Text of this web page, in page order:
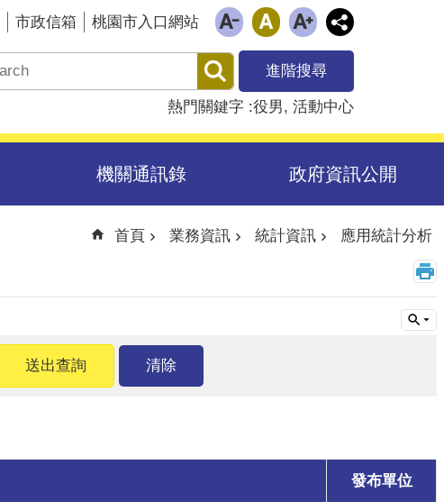
市政信箱 桃園市入口網站
進階搜尋
熱門關鍵字 役男 活動中心
機關通訊錄 政府資訊公開
首頁 業務資訊 統計資訊 應用統計分析
發布單位